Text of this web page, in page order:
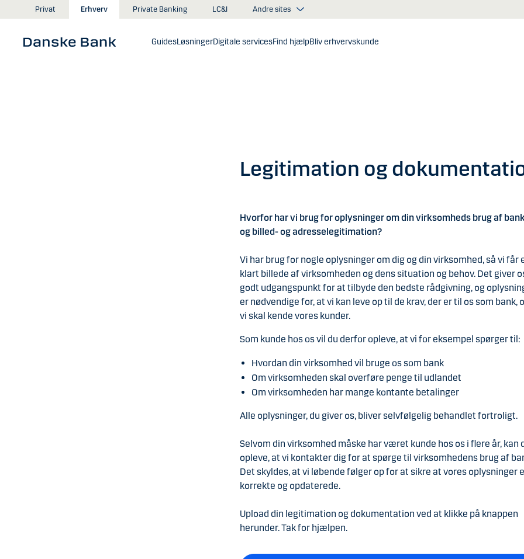
Gå til hovedindhold
Privat Erhverv Private Banking LC&I Andre sites
GuidesLøsningerDigitale servicesFind hjælpBliv erhvervskunde
Legitimation og
Hvorfor har vi brug for oplysninger om din virksomheds brug af
og billed- og adresselegitimation?
Vi har brug for nogle oplysninger om dig og din virksomhed, så vi får
klart billede af virksomheden og dens situation og behov. Det giver
godt udgangspunkt for at tilbyde den bedste rådgivning, og
er nødvendige for, at vi kan leve op til de krav, der er til os som bank,
vi skal kende vores kunder.
Som kunde hos os vil du derfor opleve, at vi for eksempel spørger til:
Hvordan din virksomhed vil bruge os som bank
Om virksomheden skal overføre penge til udlandet
Om virksomheden har mange kontante betalinger
Alle oplysninger, du giver os, bliver selvfølgelig behandlet fortroligt.
Selvom din virksomhed måske har været kunde hos os i flere år, kan
opleve, at vi kontakter dig for at spørge til virksomhedens brug af
Det skyldes, at vi løbende følger op for at sikre at vores oplysninger
korrekte og opdaterede.
Upload din legitimation og dokumentation ved at klikke på knappen
herunder. Tak for hjælpen.